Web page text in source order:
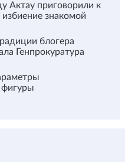
Актау приговорили к
знакомой
блогера
Генпрокуратура
фигуры